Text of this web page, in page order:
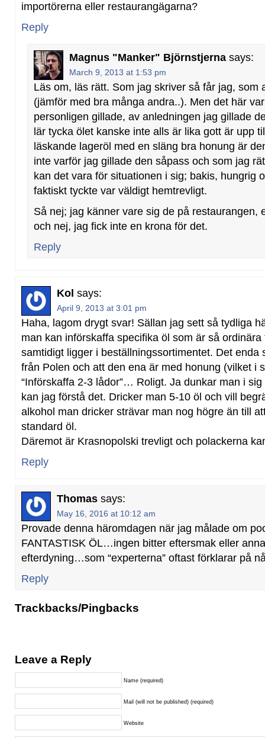
importörerna eller restaurangägarna?
Reply
Magnus "Manker" Björnstjerna says:
March 9, 2013 at 1:53 pm
Läs om, läs rätt. Som jag skriver så får jag, som
(jämför med bra många andra..). Men det här
personligen gillade, av anledningen jag gillade
lär tycka ölet kanske inte alls är lika gott är upp
läskande lageröl med en släng bra honung är
inte varför jag gillade den såpass och som jag
kan det vara för situationen i sig; bakis, hungrig
faktiskt tyckte var väldigt hemtrevligt.
Så nej; jag känner vare sig de på restaurangen,
och nej, jag fick inte en krona för det.
Reply
Kol says:
April 9, 2013 at 3:01 pm
Haha, lagom drygt svar! Sällan jag sett så tydliga
man kan införskaffa specifika öl som är så
samtidigt ligger i beställningssortimentet. Det enda
från Polen och att den ena är med honung (vilket i
“Införskaffa 2-3 lådor”… Roligt. Ja dunkar man i
kan jag förstå det. Dricker man 5-10 öl och vill
alkohol man dricker strävar man nog högre än till
standard öl.
Däremot är Krasnopolski trevligt och polackerna
Reply
Thomas says:
May 16, 2016 at 10:12 am
Provade denna häromdagen när jag målade om
FANTASTISK ÖL…ingen bitter eftersmak eller
efterdyning…som “experterna” oftast förklarar på
Reply
Trackbacks/Pingbacks
Leave a Reply
Name (required)
Mail (will not be published) (required)
Website